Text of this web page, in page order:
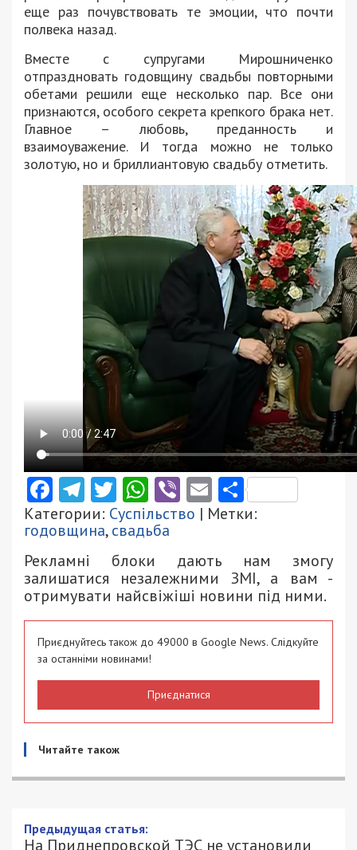
еще раз почувствовать те эмоции, что почти
полвека назад.
Вместе с супругами Мирошниченко
отпраздновать годовщину свадьбы повторными
обетами решили еще несколько пар. Все они
признаются, особого секрета крепкого брака нет.
Главное – любовь, преданность и
взаимоуважение. И тогда можно не только
золотую, но и бриллиантовую свадьбу отметить.
Facebook
Telegram
Twitter
WhatsApp
ViberEmail
Категории: Суспільство | Метки:
годовщина,свадьба
Рекламні блоки дають нам змогу
залишатися незалежними ЗМІ, а вам -
отримувати найсвіжіші новини під ними.
Приєднуйтесь також до 49000 в Google News. Слідкуйте
за останніми новинами!
Приєднатися
Читайте також
Предыдущая статья:
На Приднепровской ТЭС не установили